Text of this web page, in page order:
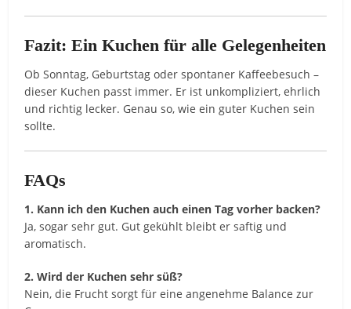
Fazit: Ein Kuchen für alle Gelegenheiten
Ob Sonntag, Geburtstag oder spontaner Kaffeebesuch –
dieser Kuchen passt immer. Er ist unkompliziert, ehrlich
und richtig lecker. Genau so, wie ein guter Kuchen sein
sollte.
FAQs
1. Kann ich den Kuchen auch einen Tag vorher backen?
Ja, sogar sehr gut. Gut gekühlt bleibt er saftig und
aromatisch.
2. Wird der Kuchen sehr süß?
Nein, die Frucht sorgt für eine angenehme Balance zur